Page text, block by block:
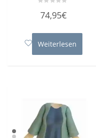
mit
5
74,95€
Weiterlesen